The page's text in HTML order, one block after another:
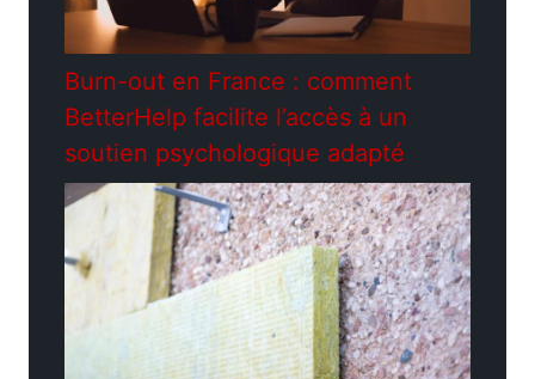
Burn-out en France : comment
BetterHelp facilite l’accès à un
soutien psychologique adapté